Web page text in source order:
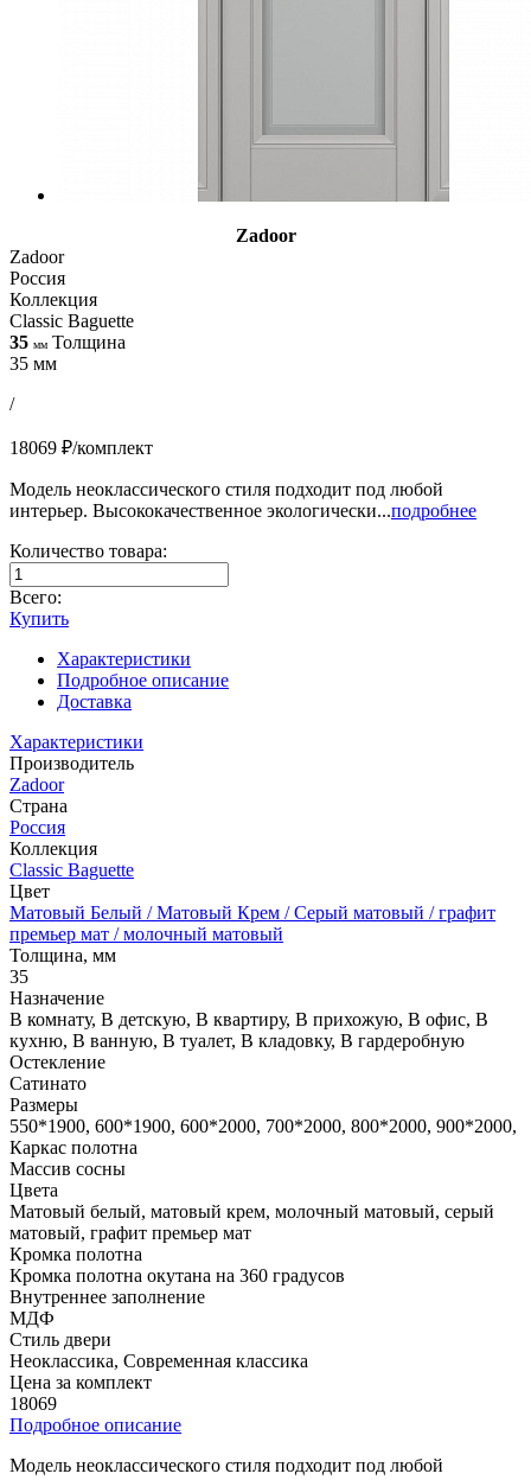
Zadoor
Zadoor
Россия
Коллекция
Classic Baguette
35 мм Толщина
35 мм
/
18069 ₽/комплект
Модель неоклассического стиля подходит под любой
интерьер. Высококачественное экологически...подробнее
Количество товара:
Всего:
Купить
Характеристики
Подробное описание
Доставка
Характеристики
Производитель
Zadoor
Страна
Россия
Коллекция
Classic Baguette
Цвет
Матовый Белый / Матовый Крем / Серый матовый / графит
премьер мат / молочный матовый
Толщина, мм
35
Назначение
В комнату, В детскую, В квартиру, В прихожую, В офис, В
кухню, В ванную, В туалет, В кладовку, В гардеробную
Остекление
Сатинато
Размеры
550*1900, 600*1900, 600*2000, 700*2000, 800*2000, 900*2000,
Каркас полотна
Массив сосны
Цвета
Матовый белый, матовый крем, молочный матовый, серый
матовый, графит премьер мат
Кромка полотна
Кромка полотна окутана на 360 градусов
Внутреннее заполнение
МДФ
Стиль двери
Неоклассика, Современная классика
Цена за комплект
18069
Подробное описание
Модель неоклассического стиля подходит под любой